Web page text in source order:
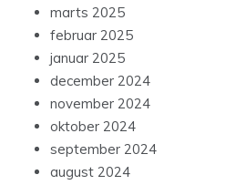
marts 2025
februar 2025
januar 2025
december 2024
november 2024
oktober 2024
september 2024
august 2024